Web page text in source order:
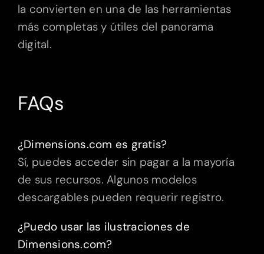
la convierten en una de las herramientas
más completas y útiles del panorama
digital.
FAQs
¿Dimensions.com es gratis?
Sí, puedes acceder sin pagar a la mayoría
de sus recursos. Algunos modelos
descargables pueden requerir registro.
¿Puedo usar las ilustraciones de
Dimensions.com?